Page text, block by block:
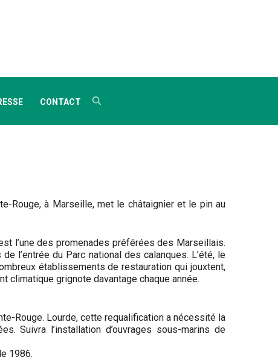
CONTACT
Rouge, à Marseille, met le châtaignier et le pin au
l’une des promenades préférées des Marseillais.
l’entrée du Parc national des calanques. L’été, le
établissements de restauration qui jouxtent,
climatique grignote davantage chaque année.
Rouge. Lourde, cette requalification a nécessité la
Suivra l’installation d’ouvrages sous-marins de
1986.